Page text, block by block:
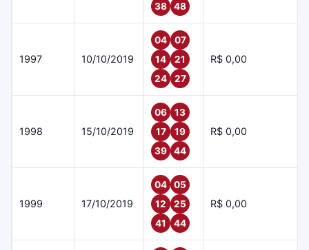
38
48
1997 10/10/2019
04
07
14
21
24
27
R$ 0,00
1998 15/10/2019
06
13
17
19
39
44
R$ 0,00
1999 17/10/2019
04
05
12
25
41
44
R$ 0,00